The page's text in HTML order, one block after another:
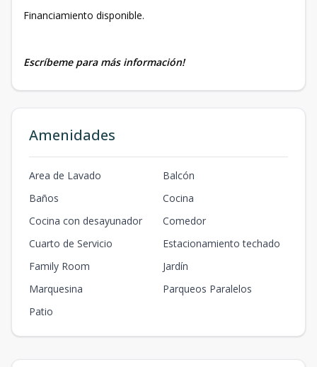
Financiamiento disponible.
Escríbeme para más información!
Amenidades
Area de Lavado
Balcón
Baños
Cocina
Cocina con desayunador
Comedor
Cuarto de Servicio
Estacionamiento techado
Family Room
Jardín
Marquesina
Parqueos Paralelos
Patio